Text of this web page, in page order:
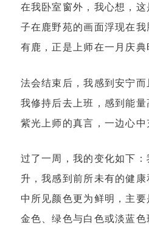
在我卧室窗外，我心想，
子在鹿野苑的画面浮现在
有鹿，正是上师在一月庆典
法会结束后，我感到安宁而
我修持后去上班，感到能
紫光上师的真言，一边心中
过了一周，我的变化如下
升，我感到前所未有的健
中所见颜色更为鲜明，主
金色、绿色与白色或淡蓝